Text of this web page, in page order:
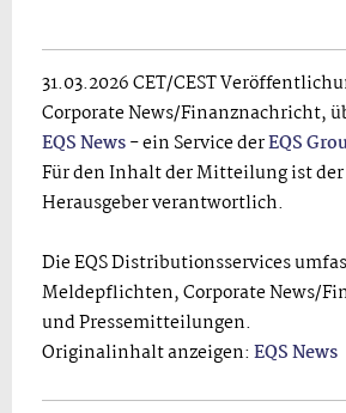
31.03.2026 CET/CEST
Corporate News/Finanznachricht,
EQS News- ein Service derEQS
Für den Inhalt der Mitteilung ist
Herausgeber verantwortlich.
Die EQS Distributionsservices
Meldepflichten, Corporate News/
und Pressemitteilungen.
Originalinhalt anzeigen: EQS News